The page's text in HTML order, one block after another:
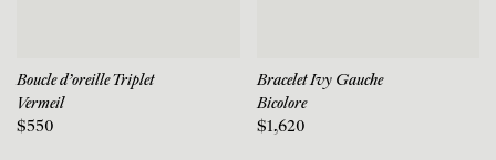
Boucle d'oreille Triplet
Vermeil
$550
Bracelet Ivy Gauche
Bicolore
$1,620